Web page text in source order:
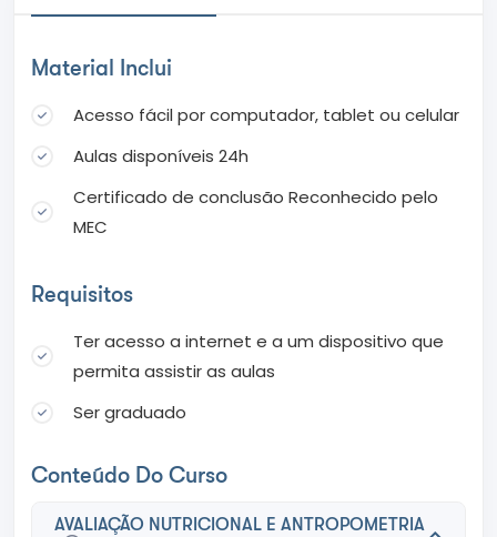
Material Inclui
Acesso fácil por computador, tablet ou celular
Aulas disponíveis 24h
Certificado de conclusão Reconhecido pelo
MEC
Requisitos
Ter acesso a internet e a um dispositivo que
permita assistir as aulas
Ser graduado
Conteúdo Do Curso
AVALIAÇÃO NUTRICIONAL E ANTROPOMETRIA